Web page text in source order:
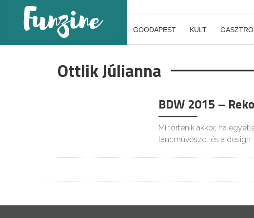
GOODAPEST KULT GASZTRO
Ottlik Júlianna
BDW 2015 –
Mi történik akkor, ha
táncművészet és a design